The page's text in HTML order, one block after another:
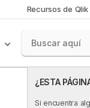
Recursos de Qlik
¿ESTA
Si encuentra